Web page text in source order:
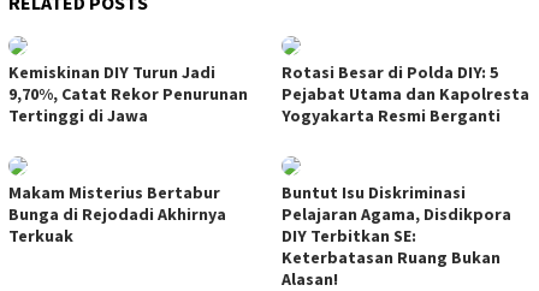
Kemiskinan DIY Turun Jadi
9,70%, Catat Rekor Penurunan
Tertinggi di Jawa
Rotasi Besar di Polda DIY: 5
Pejabat Utama dan Kapolresta
Yogyakarta Resmi Berganti
Makam Misterius Bertabur
Bunga di Rejodadi Akhirnya
Terkuak
Buntut Isu Diskriminasi
Pelajaran Agama, Disdikpora
DIY Terbitkan SE:
Keterbatasan Ruang Bukan
Alasan!